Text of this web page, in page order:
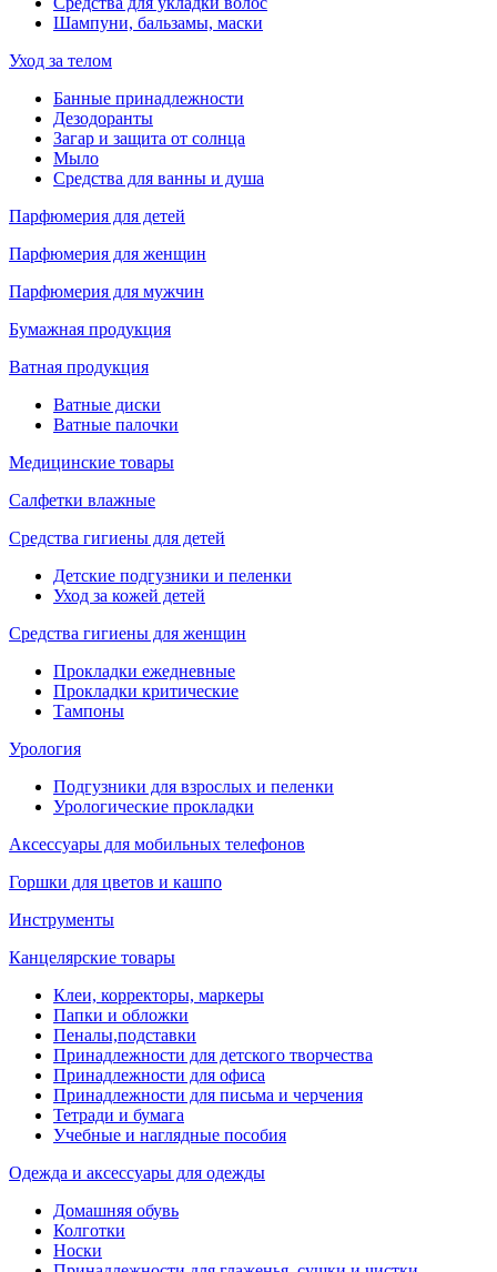
Шампуни, бальзамы, маски
Уход за телом
Банные принадлежности
Дезодоранты
Загар и защита от солнца
Мыло
Средства для ванны и душа
Парфюмерия для детей
Парфюмерия для женщин
Парфюмерия для мужчин
Бумажная продукция
Ватная продукция
Ватные диски
Ватные палочки
Медицинские товары
Салфетки влажные
Средства гигиены для детей
Детские подгузники и пеленки
Уход за кожей детей
Средства гигиены для женщин
Прокладки ежедневные
Прокладки критические
Тампоны
Урология
Подгузники для взрослых и пеленки
Урологические прокладки
Аксессуары для мобильных телефонов
Горшки для цветов и кашпо
Инструменты
Канцелярские товары
Клеи, корректоры, маркеры
Папки и обложки
Пеналы,подставки
Принадлежности для детского творчества
Принадлежности для офиса
Принадлежности для письма и черчения
Тетради и бумага
Учебные и наглядные пособия
Одежда и аксессуары для одежды
Домашняя обувь
Колготки
Носки